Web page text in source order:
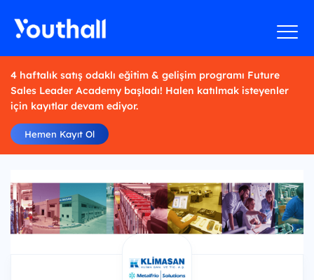
4 haftalık satış odaklı eğitim & gelişim programı Future
Sales Leader Academy başladı! Halen katılmak isteyenler
için kayıtlar devam ediyor.
Hemen Kayıt Ol